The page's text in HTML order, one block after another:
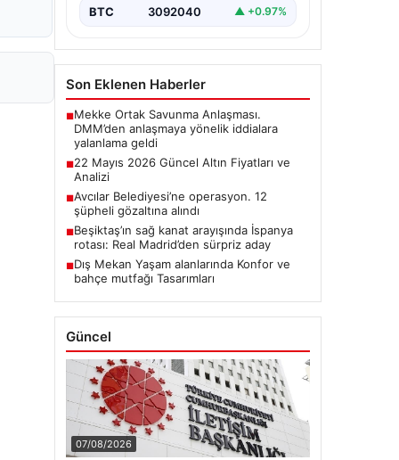
BTC 3092040 ▲ +0.97%
Son Eklenen Haberler
■Mekke Ortak Savunma Anlaşması.
DMM’den anlaşmaya yönelik iddialara
yalanlama geldi
■22 Mayıs 2026 Güncel Altın Fiyatları ve
Analizi
■Avcılar Belediyesi’ne operasyon. 12
şüpheli gözaltına alındı
■Beşiktaş’ın sağ kanat arayışında İspanya
rotası: Real Madrid’den sürpriz aday
■Dış Mekan Yaşam alanlarında Konfor ve
bahçe mutfağı Tasarımları
Güncel
07/08/2026